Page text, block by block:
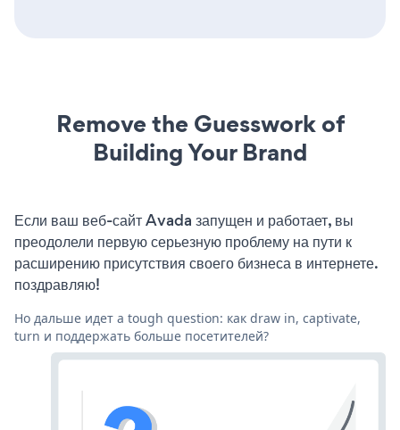
Remove the Guesswork of
Building Your Brand
Если ваш веб-сайт Avada запущен и работает, вы
преодолели первую серьезную проблему на пути к
расширению присутствия своего бизнеса в интернете.
поздравляю!
Но дальше идет a tough question: как draw in, captivate,
turn и поддержать больше посетителей?